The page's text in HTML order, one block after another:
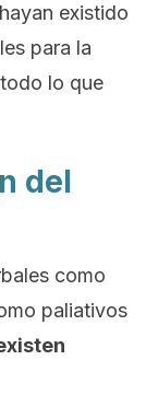
existido
para la
lo que
del
como
paliativos